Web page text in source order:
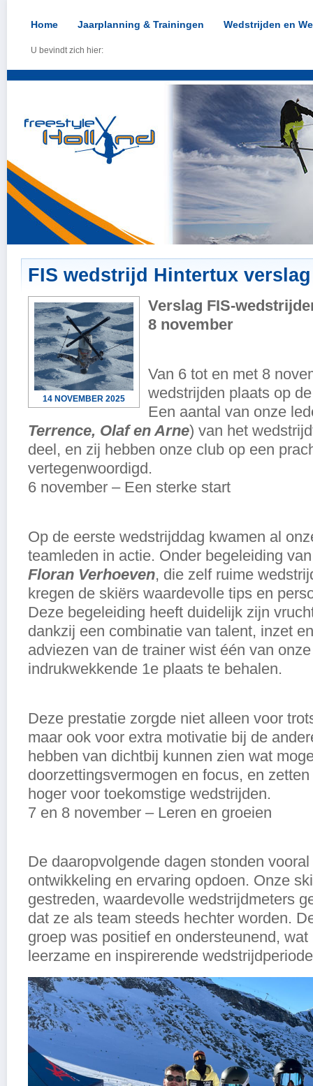
FIS wedstrijd Hintertux verslag
14 NOVEMBER 2025
Verslag FIS-
8 november
Van 6 tot en met 8
wedstrijden plaats op
Een aantal van onze
Terrence, Olaf en Arne) van het
deel, en zij hebben onze club op een
vertegenwoordigd.
6 november – Een sterke start
Op de eerste wedstrijddag kwamen al
teamleden in actie. Onder begeleiding
Floran Verhoeven, die zelf ruime
kregen de skiërs waardevolle tips en
Deze begeleiding heeft duidelijk zijn
dankzij een combinatie van talent, inzet
adviezen van de trainer wist één van
indrukwekkende 1e plaats te behalen.
Deze prestatie zorgde niet alleen voor
maar ook voor extra motivatie bij de
hebben van dichtbij kunnen zien wat
doorzettingsvermogen en focus, en
hoger voor toekomstige wedstrijden.
7 en 8 november – Leren en groeien
De daaropvolgende dagen stonden
ontwikkeling en ervaring opdoen. Onze
gestreden, waardevolle wedstrijdmeters
dat ze als team steeds hechter worden.
groep was positief en ondersteunend,
leerzame en inspirerende
Home Jaarplanning & Trainingen Wedstrijden en
U bevindt zich hier: